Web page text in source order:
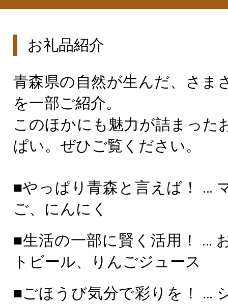
お礼品紹介
青森県の自然が生んだ、さま
を一部ご紹介。
このほかにも魅力が詰まった
ぱい。ぜひご覧ください。
■やっぱり青森と言えば！ …
ご、にんにく
■生活の一部に賢く活用！ …
トビール、りんごジュース
■ごほうび気分で彩りを！ …